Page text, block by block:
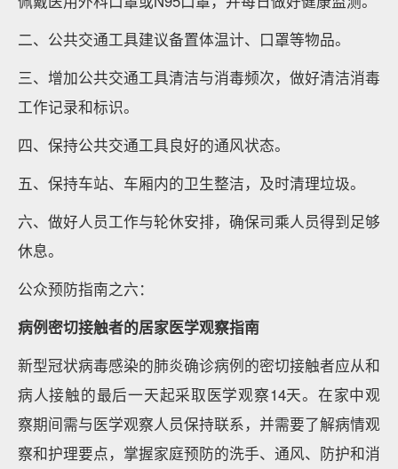
二、公共交通工具建议备置体温计、口罩等物品。
三、增加公共交通工具清洁与消毒频次，做好清洁消毒
工作记录和标识。
四、保持公共交通工具良好的通风状态。
五、保持车站、车厢内的卫生整洁，及时清理垃圾。
六、做好人员工作与轮休安排，确保司乘人员得到足够
休息。
公众预防指南之六：
病例密切接触者的居家医学观察指南
新型冠状病毒感染的肺炎确诊病例的密切接触者应从和
病人接触的最后一天起采取医学观察14天。在家中观
察期间需与医学观察人员保持联系，并需要了解病情观
察和护理要点，掌握家庭预防的洗手、通风、防护和消